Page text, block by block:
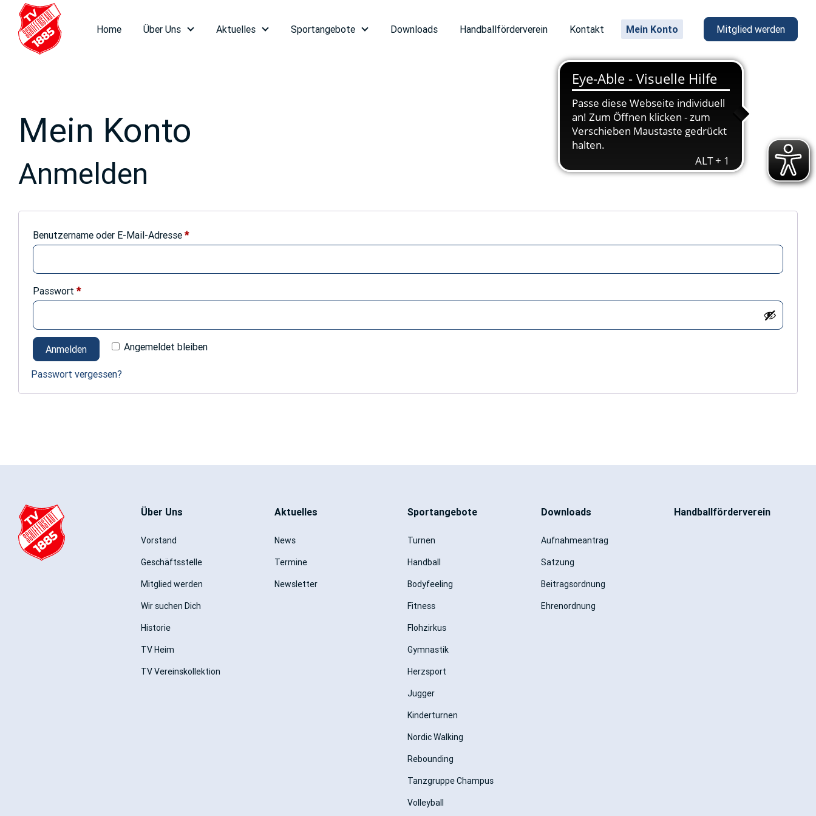
Weiter
Inhalt
Home Über Uns Aktuelles Sportangebote Downloads Handballförderverein Kontakt Mein Konto Mitglied werden
Mein Konto
Anmelden
Benutzername oder E-Mail-Adresse *Erforderlich
Passwort *Erforderlich
Alternative: Angemeldet bleiben
Anmelden
Passwort vergessen?
Über Uns
Vorstand
Geschäftsstelle
Mitglied werden
Wir suchen Dich
Historie
TV Heim
TV Vereinskollektion
Aktuelles
News
Termine
Newsletter
Sportangebote
Turnen
Handball
Bodyfeeling
Fitness
Flohzirkus
Gymnastik
Herzsport
Jugger
Kinderturnen
Nordic Walking
Rebounding
Tanzgruppe Champus
Volleyball
Downloads
Aufnahmeantrag
Satzung
Beitragsordnung
Ehrenordnung
Handballförderverein